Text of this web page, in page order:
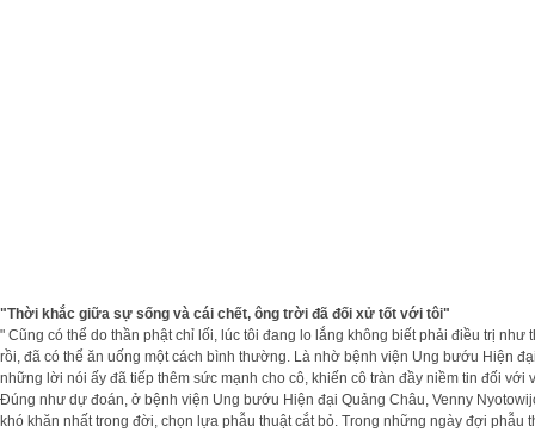
"Thời khắc giữa sự sống và cái chết, ông trời đã đối xử tốt với tôi"
" Cũng có thể do thần phật chỉ lối, lúc tôi đang lo lắng không biết phải điều trị
rồi, đã có thể ăn uống một cách bình thường. Là nhờ bệnh viện Ung bướu Hiện
những lời nói ấy đã tiếp thêm sức mạnh cho cô, khiến cô tràn đầy niềm tin đối
Đúng như dự đoán, ở bệnh viện Ung bướu Hiện đại Quảng Châu, Venny
khó khăn nhất trong đời, chọn lựa phẫu thuật cắt bỏ. Trong những ngày đợi